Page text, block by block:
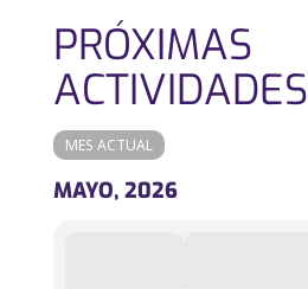
PRÓXIMAS
ACTIVIDADES
MES ACTUAL
MAYO, 2026